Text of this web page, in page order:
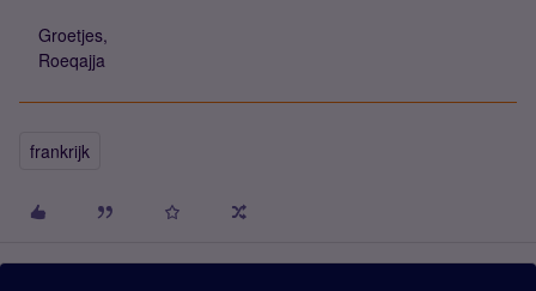
Groetjes,
Roeqajja
frankrijk